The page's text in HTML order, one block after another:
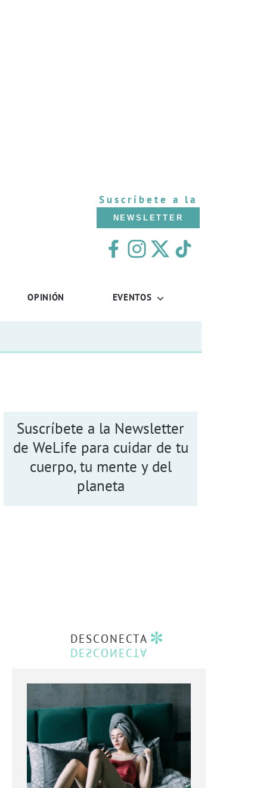
Suscríbete a la
NEWSLETTER
OPINIÓN EVENTOS
Suscríbete a la Newsletter
de WeLife para cuidar de tu
cuerpo, tu mente y del
planeta
DESCONECTA